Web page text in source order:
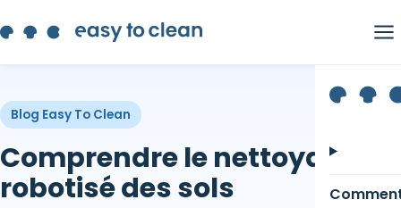
Blog Easy To Clean
Comprendre le nettoyage
robotisé des sols